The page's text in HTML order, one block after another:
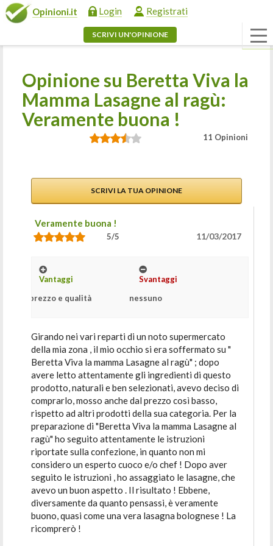
Opinioni.it Login Registrati
SCRIVI UN'OPINIONE
Opinione su Beretta Viva la
Mamma Lasagne al ragù:
Veramente buona !
11 Opinioni
SCRIVI LA TUA OPINIONE
Veramente buona !
5/5 11/03/2017
Vantaggi
prezzo e qualità
Svantaggi
nessuno
Girando nei vari reparti di un noto supermercato
della mia zona , il mio occhio si era soffermato su "
Beretta Viva la mamma Lasagne al ragù" ; dopo
avere letto attentamente gli ingredienti di questo
prodotto, naturali e ben selezionati, avevo deciso di
comprarlo, mosso anche dal prezzo così basso,
rispetto ad altri prodotti della sua categoria. Per la
preparazione di "Beretta Viva la mamma Lasagne al
ragù" ho seguito attentamente le istruzioni
riportate sulla confezione, in quanto non mi
considero un esperto cuoco e/o chef ! Dopo aver
seguito le istruzioni , ho assaggiato le lasagne, che
avevo un buon aspetto . Il risultato ! Ebbene,
diversamente da quanto pensassi, è veramente
buono, quasi come una vera lasagna bolognese ! La
ricomprerò !